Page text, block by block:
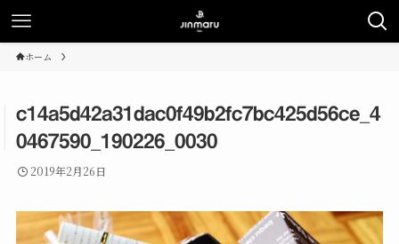
ホーム
c14a5d42a31dac0f49b2fc7bc425d56ce_4
0467590_190226_0030
2019年2月26日